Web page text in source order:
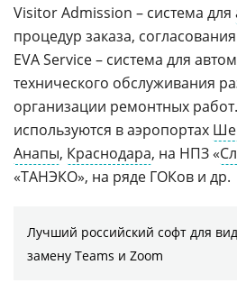
Visitor Admission – система для
процедур заказа,
EVA Service – система для
технического обслуживания
организации ремонтных
используются в аэропортах
Анапы, Краснодара, на НПЗ «
«ТАНЭКО», на ряде ГОКов и др.
Лучший российский софт для
замену Teams и Zoom